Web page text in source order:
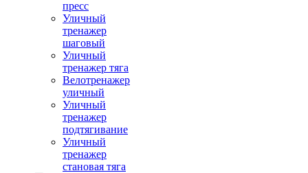
пресс
Уличный
тренажер
шаговый
Уличный
тренажер тяга
Велотренажер
уличный
Уличный
тренажер
подтягивание
Уличный
тренажер
становая тяга